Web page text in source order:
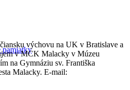
pamiatky
výchovu na UK v Bratislave a
v MCK Malacky v Múzeu
na Gymnáziu sv. Františka
Malacky. E-mail: